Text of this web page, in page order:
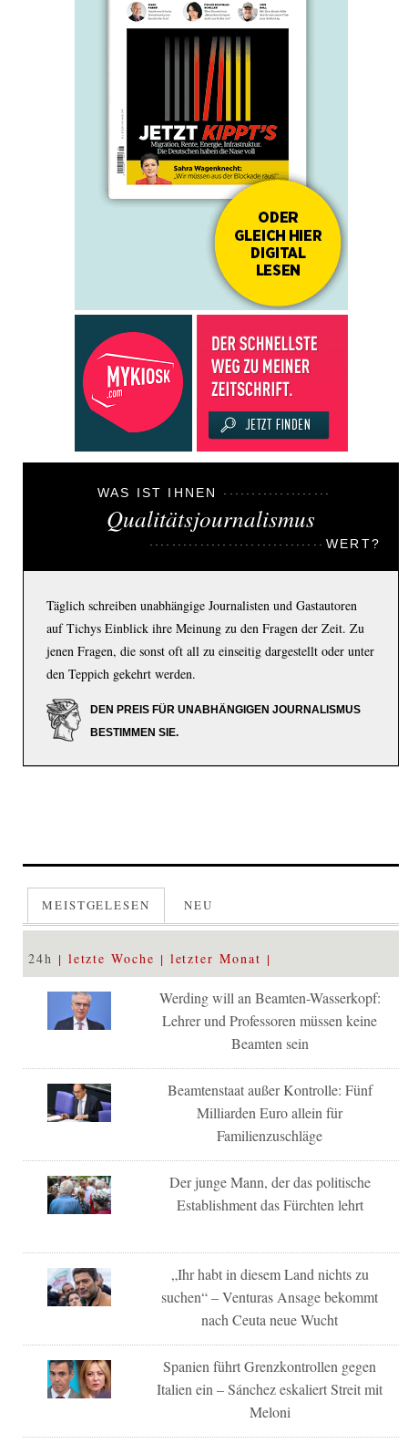
WAS IST IHNEN
Qualitätsjournalismus
WERT?
Täglich schreiben unabhängige Journalisten und Gastautoren
auf Tichys Einblick ihre Meinung zu den Fragen der Zeit. Zu
jenen Fragen, die sonst oft all zu einseitig dargestellt oder unter
den Teppich gekehrt werden.
DEN PREIS FÜR UNABHÄNGIGEN JOURNALISMUS
BESTIMMEN SIE.
MEISTGELESEN NEU
24h letzte Woche letzter Monat
Werding will an Beamten-Wasserkopf:
Lehrer und Professoren müssen keine
Beamten sein
Beamtenstaat außer Kontrolle: Fünf
Milliarden Euro allein für
Familienzuschläge
Der junge Mann, der das politische
Establishment das Fürchten lehrt
„Ihr habt in diesem Land nichts zu
suchen“ – Venturas Ansage bekommt
nach Ceuta neue Wucht
Spanien führt Grenzkontrollen gegen
Italien ein – Sánchez eskaliert Streit mit
Meloni